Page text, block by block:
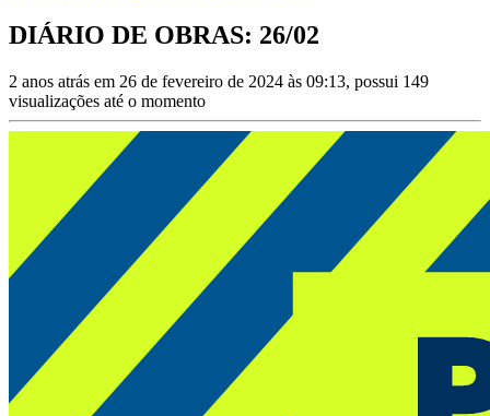
DIÁRIO DE OBRAS: 26/02
2 anos atrás em 26 de fevereiro de 2024 às 09:13, possui 149
visualizações até o momento